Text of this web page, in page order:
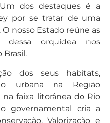
dos destaques é a
por se tratar de uma
nosso Estado reúne as
dessa orquídea nos
Brasil.
dos seus habitats,
urbana na Região
faixa litorânea do Rio
governamental cria a
Valorização e